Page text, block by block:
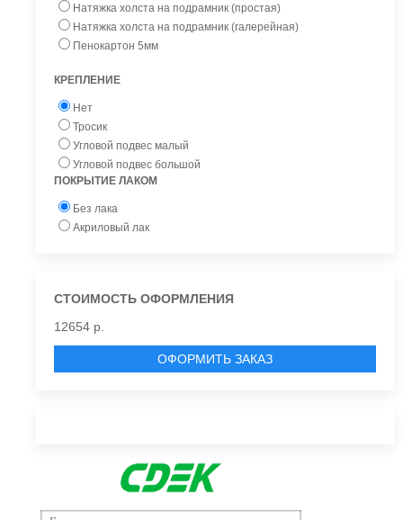
Натяжка холста на подрамник (простая)
Натяжка холста на подрамник (галерейная)
Пенокартон 5мм
КРЕПЛЕНИЕ
Нет
Тросик
Угловой подвес малый
Угловой подвес большой
ПОКРЫТИЕ ЛАКОМ
Без лака
Акриловый лак
СТОИМОСТЬ ОФОРМЛЕНИЯ
12654 р.
ОФОРМИТЬ ЗАКАЗ